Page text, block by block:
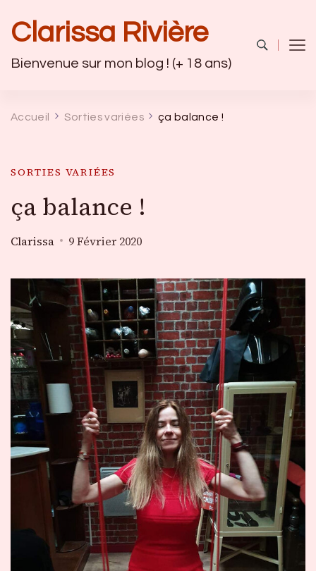
Clarissa Rivière
Bienvenue sur mon blog ! (+ 18 ans)
Accueil Sorties variées ça balance !
SORTIES VARIÉES
ça balance !
Clarissa 9 Février 2020